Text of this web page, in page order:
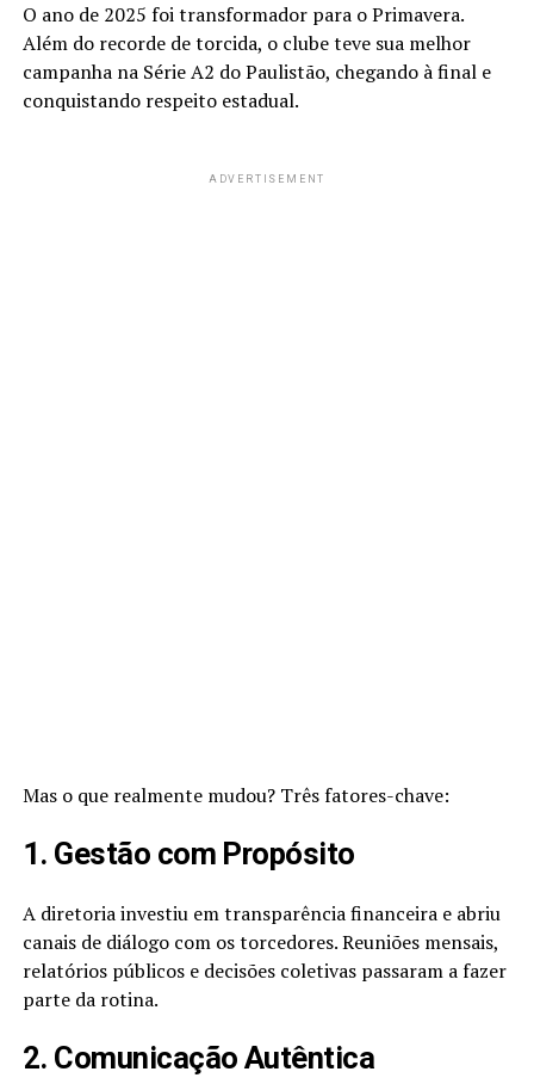
O ano de 2025 foi transformador para o Primavera.
Além do recorde de torcida, o clube teve sua melhor
campanha na Série A2 do Paulistão, chegando à final e
conquistando respeito estadual.
ADVERTISEMENT
Mas o que realmente mudou? Três fatores-chave:
1. Gestão com Propósito
A diretoria investiu em transparência financeira e abriu
canais de diálogo com os torcedores. Reuniões mensais,
relatórios públicos e decisões coletivas passaram a fazer
parte da rotina.
2. Comunicação Autêntica